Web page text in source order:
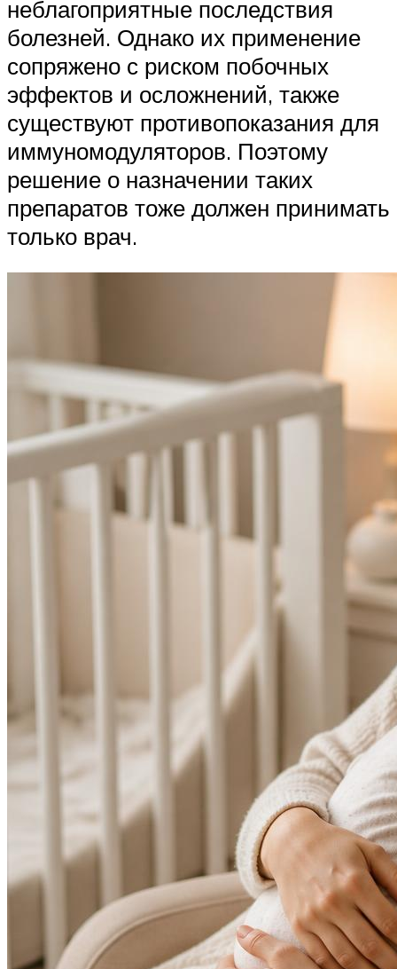
неблагоприятные последствия
болезней. Однако их применение
сопряжено с риском побочных
эффектов и осложнений, также
существуют противопоказания для
иммуномодуляторов. Поэтому
решение о назначении таких
препаратов тоже должен принимать
только врач.